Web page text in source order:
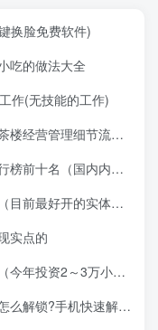
换脸免费软件)
吃的做法大全
作(无技能的工作)
经营管理细节流程）
（国内内衣品牌前十名）
前最好开的实体店）
实点的
投资2～3万小生意）
锁?手机快速解锁方法